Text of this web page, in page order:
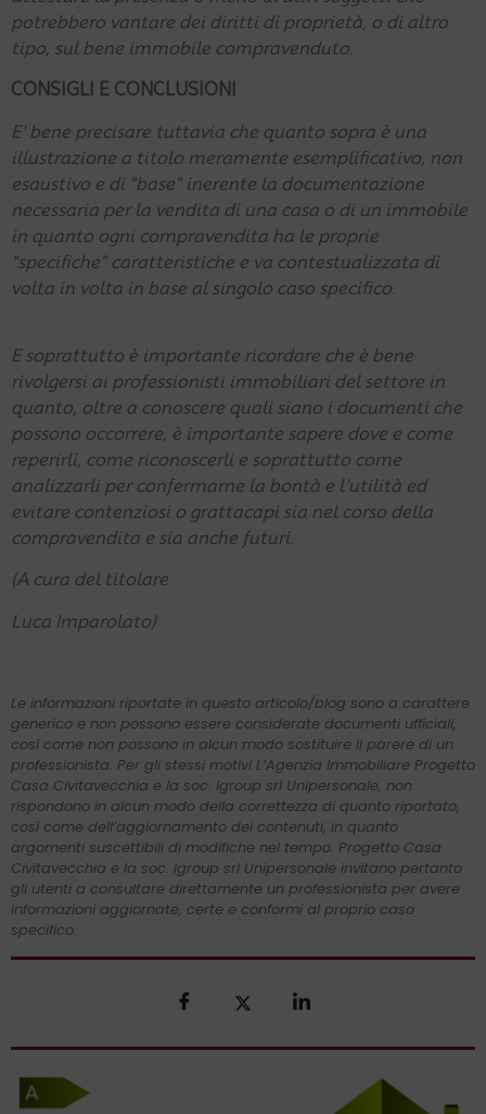
potrebbero vantare dei diritti di proprietà, o di altro
tipo, sul bene immobile compravenduto.
CONSIGLI E CONCLUSIONI
E' bene precisare tuttavia che quanto sopra è una
illustrazione a titolo meramente esemplificativo, non
esaustivo e di "base" inerente la documentazione
necessaria per la vendita di una casa o di un immobile
in quanto ogni compravendita ha le proprie
"specifiche" caratteristiche e va contestualizzata di
volta in volta in base al singolo caso specifico.
E soprattutto è importante ricordare che è bene
rivolgersi ai professionisti immobiliari del settore in
quanto, oltre a conoscere quali siano i documenti che
possono occorrere, è importante sapere dove e come
reperirli, come riconoscerli e soprattutto come
analizzarli per confermarne la bontà e l'utilità ed
evitare contenziosi o grattacapi sia nel corso della
compravendita e sia anche futuri.
(A cura del titolare
Luca Imparolato)
Le informazioni riportate in questo articolo/blog sono a carattere
generico e non possono essere considerate documenti ufficiali,
così come non possono in alcun modo sostituire il parere di un
professionista. Per gli stessi motivi L’Agenzia Immobiliare Progetto
Casa Civitavecchia e la soc. Igroup srl Unipersonale, non
rispondono in alcun modo della correttezza di quanto riportato,
così come dell’aggiornamento dei contenuti, in quanto
argomenti suscettibili di modifiche nel tempo. Progetto Casa
Civitavecchia e la soc. Igroup srl Unipersonale invitano pertanto
gli utenti a consultare direttamente un professionista per avere
informazioni aggiornate, certe e conformi al proprio caso
specifico.